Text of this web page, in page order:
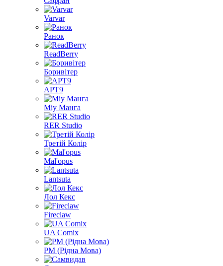
Varvar
Ранок
ReadBerry
Боривітер
АРТ9
Міу Манга
RER Studio
Третій Колір
Mal'opus
Lantsuta
Лол Кекс
Fireclaw
UA Comix
РМ (Рідна Мова)